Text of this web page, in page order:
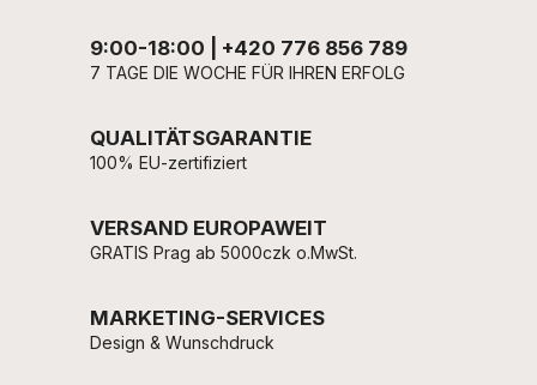
9:00-18:00 | +420 776 856 789
7 TAGE DIE WOCHE FÜR IHREN ERFOLG
QUALITÄTSGARANTIE
100% EU-zertifiziert
VERSAND EUROPAWEIT
GRATIS Prag ab 5000czk o.MwSt.
MARKETING-SERVICES
Design & Wunschdruck